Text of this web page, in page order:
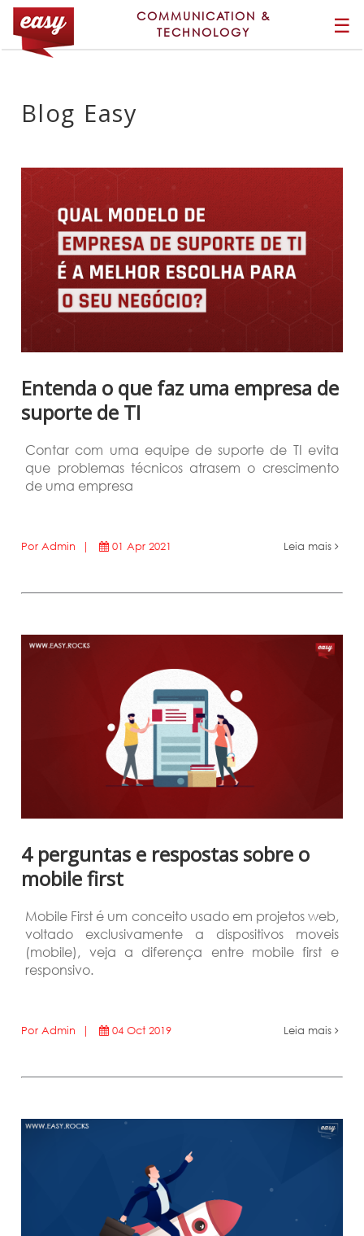
COMMUNICATION &
TECHNOLOGY
☰
Blog Easy
Entenda o que faz uma empresa de
suporte de TI
Contar com uma equipe de suporte de TI evita
que problemas técnicos atrasem o crescimento
de uma empresa
Por Admin | 01 Apr 2021 Leia mais
4 perguntas e respostas sobre o
mobile first
Mobile First é um conceito usado em projetos web,
voltado exclusivamente a dispositivos moveis
(mobile), veja a diferença entre mobile first e
responsivo.
Por Admin | 04 Oct 2019 Leia mais